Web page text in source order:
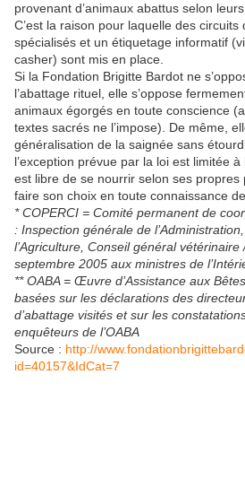
provenant d’animaux abattus selon
C’est la raison pour laquelle des circuits
spécialisés et un étiquetage informatif
casher) sont mis en place.
Si la Fondation Brigitte Bardot ne
l’abattage rituel, elle s’oppose
animaux égorgés en toute conscience
textes sacrés ne l’impose). De même,
généralisation de la saignée sans
l’exception prévue par la loi est limitée à
est libre de se nourrir selon ses propres
faire son choix en toute connaissance
* COPERCI = Comité permanent de
: Inspection générale de
l’Agriculture, Conseil général
septembre 2005 aux ministres de
** OABA = Œuvre d’Assistance aux
basées sur les déclarations des
d’abattage visités et sur les
enquêteurs de l’OABA
Source : http://
id=40157&IdCat=7